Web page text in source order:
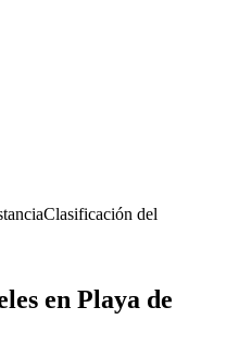
Clasificación del
en Playa de